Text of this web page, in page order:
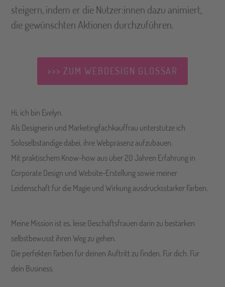
steigern, indem er die Nutzer:innen dazu animiert,
die gewünschten Aktionen durchzuführen.
>>> ZUM WEBDESIGN GLOSSAR
Hi, ich bin Evelyn.
Als Designerin und Marketingfachkauffrau unterstütze ich
Soloselbständige dabei, ihre Webpräsenz aufzubauen.
Mit praktischem Know-how aus über 20 Jahren Erfahrung in
Corporate Design und Website-Erstellung sowie meiner
Leidenschaft für die Magie und Wirkung ausdrucksstarker Farben.
Meine Mission ist es, leise Geschäftsfrauen darin zu bestärken
selbstbewusst ihren Weg zu gehen.
Die perfekten Farben für deinen Auftritt zu finden. Für dich. Für
dein Business.